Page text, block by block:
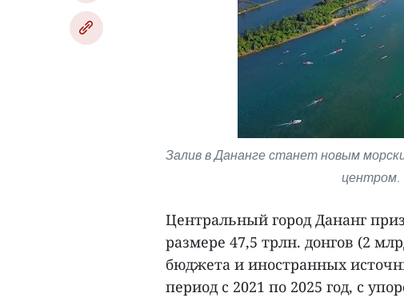
Залив в Дананге станет новым
Центральный город Дананг
размере 47,5 трлн. донгов (2
бюджета и иностранных
период с 2021 по 2025 год, с